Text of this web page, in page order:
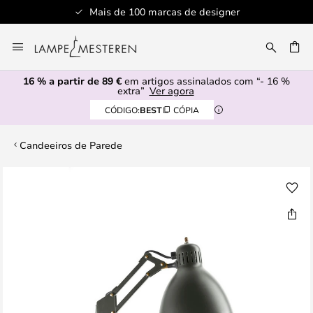
Mais de 100 marcas de designer
para
o
Conteúdo
16 % a partir de 89 € em artigos assinalados com “- 16 %
extra” Ver agora
CÓDIGO:BEST CÓPIA
Candeeiros de Parede